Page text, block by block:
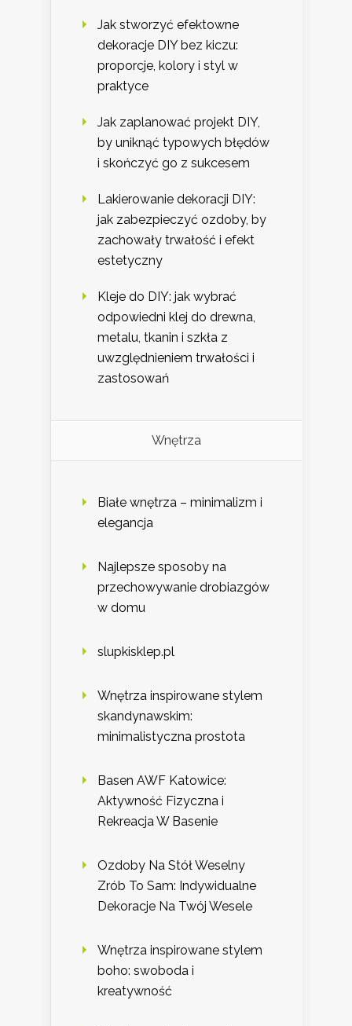
Jak stworzyć efektowne
dekoracje DIY bez kiczu:
proporcje, kolory i styl w
praktyce
Jak zaplanować projekt DIY,
by uniknąć typowych błędów
i skończyć go z sukcesem
Lakierowanie dekoracji DIY:
jak zabezpieczyć ozdoby, by
zachowały trwałość i efekt
estetyczny
Kleje do DIY: jak wybrać
odpowiedni klej do drewna,
metalu, tkanin i szkła z
uwzględnieniem trwałości i
zastosowań
Wnętrza
Białe wnętrza – minimalizm i
elegancja
Najlepsze sposoby na
przechowywanie drobiazgów
w domu
slupkisklep.pl
Wnętrza inspirowane stylem
skandynawskim:
minimalistyczna prostota
Basen AWF Katowice:
Aktywność Fizyczna i
Rekreacja W Basenie
Ozdoby Na Stół Weselny
Zrób To Sam: Indywidualne
Dekoracje Na Twój Wesele
Wnętrza inspirowane stylem
boho: swoboda i
kreatywność